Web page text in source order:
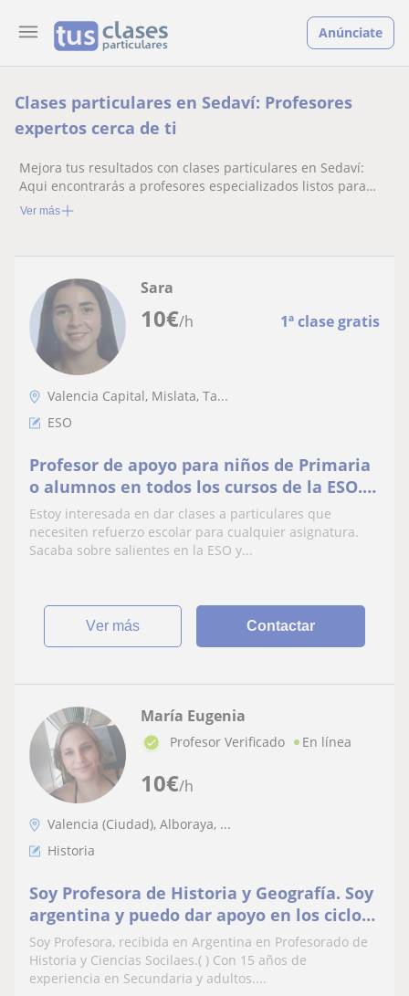
Anúnciate
Clases particulares en Sedaví: Profesores
expertos cerca de ti
Mejora tus resultados con clases particulares en Sedaví:
Aqui encontrarás a profesores especializados listos para
ayudarte.
Ver más
10€/h 1ª clase gratis
Sara
Valencia Capital, Mislata, Ta...
ESO
Profesor de apoyo para niños de Primaria
o alumnos en todos los cursos de la ESO.
Soy estudiante universitaria con
matrículas de honor en bachillerato
Estoy interesada en dar clases a particulares que
necesiten refuerzo escolar para cualquier asignatura.
Sacaba sobre salientes en la ESO y...
ver más Contactar
10€/h
María Eugenia
Profesor Verificado En línea
Valencia (Ciudad), Alboraya, ...
Historia
Soy Profesora de Historia y Geografía. Soy
argentina y puedo dar apoyo en los ciclos
de ESO y Bachillerato y nivel
Universitario.
Soy Profesora, recibida en Argentina en Profesorado de
Historia y Ciencias Socilaes.( ) Con 15 años de
experiencia en Secundaria y adultos....